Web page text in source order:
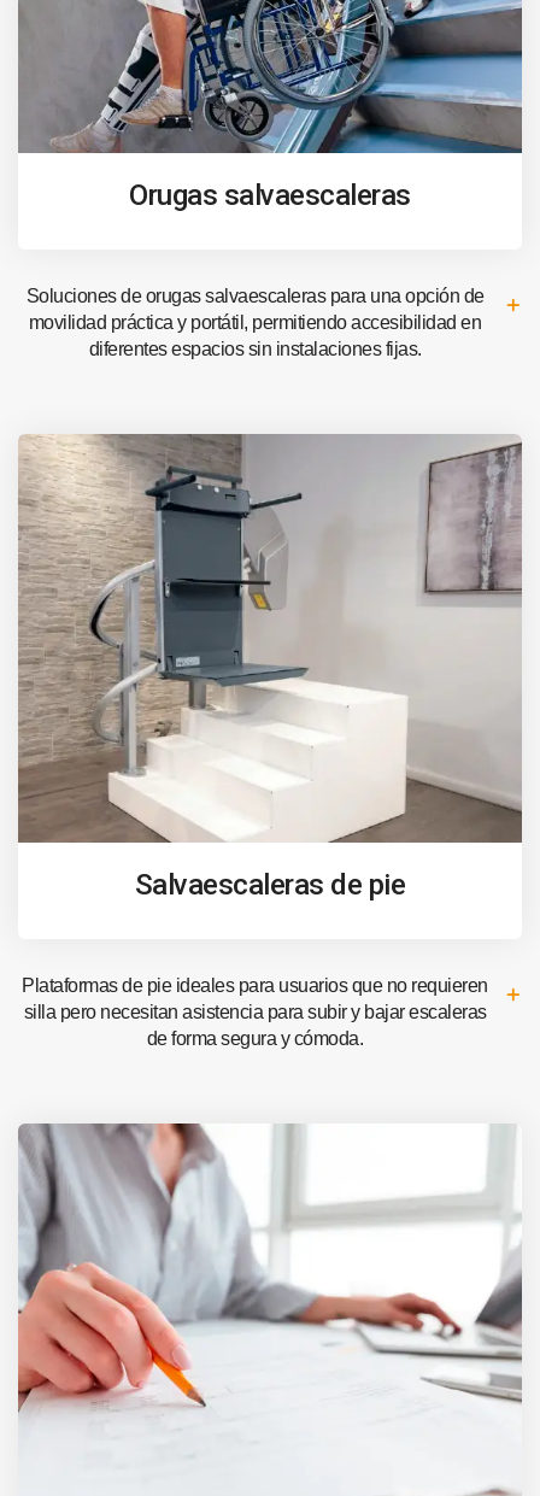
Orugas salvaescaleras
Soluciones de orugas salvaescaleras para una opción de
movilidad práctica y portátil, permitiendo accesibilidad en
diferentes espacios sin instalaciones fijas.
Salvaescaleras de pie
Plataformas de pie ideales para usuarios que no requieren
silla pero necesitan asistencia para subir y bajar escaleras
de forma segura y cómoda.